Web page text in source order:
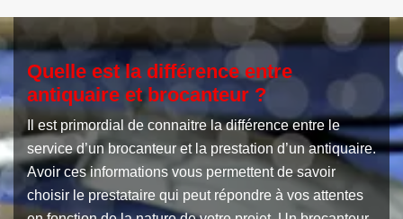
Quelle est la différence entre
antiquaire et brocanteur ?
Il est primordial de connaitre la différence entre le
service d’un brocanteur et la prestation d’un antiquaire.
Avoir ces informations vous permettent de savoir
choisir le prestataire qui peut répondre à vos attentes